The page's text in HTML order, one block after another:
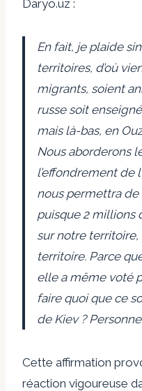
Daryo.uz :
En fait, je plaide
territoires, d’où
migrants, soient
russe soit
mais là-bas, en
Nous aborderons
l’effondrement de
nous permettra
puisque 2 millions
sur notre
territoire. Parce
elle a même voté
faire quoi que ce
de Kiev ?
Cette affirmation
réaction vigoureuse